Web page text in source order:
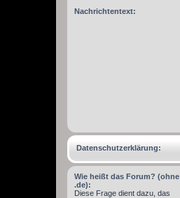
Nachrichtentext:
Datenschutzerklärung:
Wie heißt das Forum? (ohne
.de):
Diese Frage dient dazu, das